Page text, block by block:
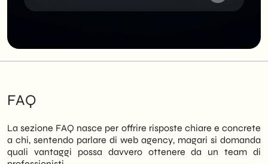
FAQ
La sezione FAQ nasce per offrire risposte chiare e concrete
a chi, sentendo parlare di web agency, magari si domanda
quali vantaggi possa davvero ottenere da un team di